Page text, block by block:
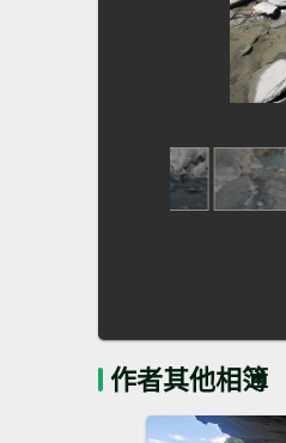
作者其他相簿